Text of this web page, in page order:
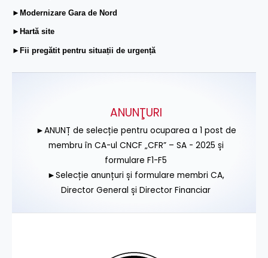
►Modernizare Gara de Nord
►Hartă site
►Fii pregătit pentru situații de urgență
ANUNŢURI
►ANUNȚ de selecție pentru ocuparea a 1 post de
membru în CA-ul CNCF „CFR” – SA - 2025 și
formulare F1-F5
►Selecție anunțuri și formulare membri CA,
Director General și Director Financiar